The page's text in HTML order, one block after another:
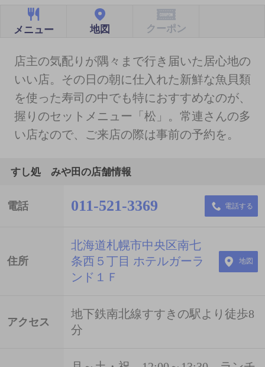
メニュー 地図 クーポン
店主の気配りが隅々まで行き届いた居心地の
いい店。その日の朝に仕入れた新鮮な魚貝類
を使った寿司の中でも特におすすめなのが、
握りのセットメニュー「松」。常連さんの多
い店なので、ご来店の際は事前の予約を。
すし処 みや田の店舗情報
電話 011-521-3369 電話する
住所
北海道札幌市中央区南七
条西５丁目 ホテルガーラ
ンド１Ｆ
地図
アクセス
地下鉄南北線すすきの駅より徒歩8
分